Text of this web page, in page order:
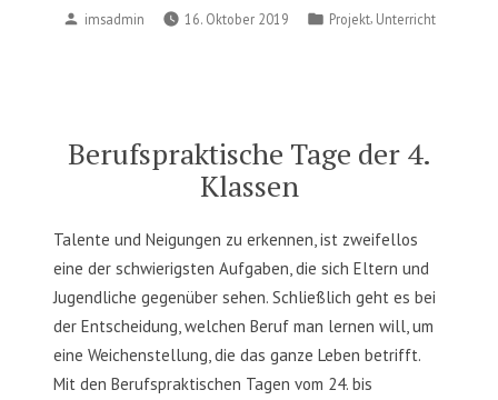
Schoki
Posted
imsadmin 16. Oktober 2019
Posted
Projekt Unterricht
Berufspraktische Tage der 4.
Klassen
Talente und Neigungen zu erkennen, ist zweifellos
eine der schwierigsten Aufgaben, die sich Eltern und
Jugendliche gegenüber sehen. Schließlich geht es bei
der Entscheidung, welchen Beruf man lernen will, um
eine Weichenstellung, die das ganze Leben betrifft.
Mit den Berufspraktischen Tagen vom 24. bis